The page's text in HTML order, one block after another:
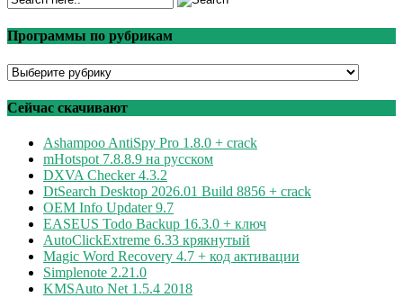
Программы по рубрикам
Программы
рубрикам
Сейчас скачивают
Ashampoo AntiSpy Pro 1.8.0 + crack
mHotspot 7.8.8.9 на русском
DXVA Checker 4.3.2
DtSearch Desktop 2026.01 Build 8856 + crack
OEM Info Updater 9.7
EASEUS Todo Backup 16.3.0 + ключ
AutoClickExtreme 6.33 крякнутый
Magic Word Recovery 4.7 + код активации
Simplenote 2.21.0
KMSAuto Net 1.5.4 2018